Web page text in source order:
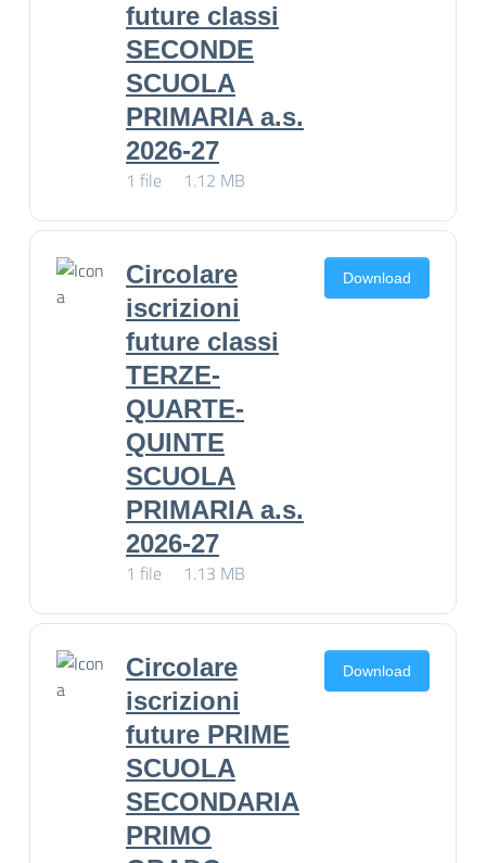
future classi
SECONDE
SCUOLA
PRIMARIA a.s.
2026-27
1 file 1.12 MB
Circolare
iscrizioni
future classi
TERZE-
QUARTE-
QUINTE
SCUOLA
PRIMARIA a.s.
2026-27
1 file 1.13 MB
Download
Circolare
iscrizioni
future PRIME
SCUOLA
SECONDARIA
PRIMO
Download